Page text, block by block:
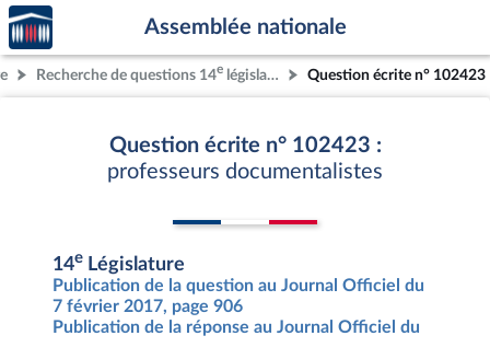
Aller au contenu
Aller en bas de la page
Accèder
à la
page
d'accueil
Assemblée nationale
Recherche de questions 14e législature Question écrite n° 102423
Question écrite n° 102423 :
professeurs documentalistes
14e Législature
Publication de la question au Journal Officiel du
7 février 2017, page 906
Publication de la réponse au Journal Officiel du